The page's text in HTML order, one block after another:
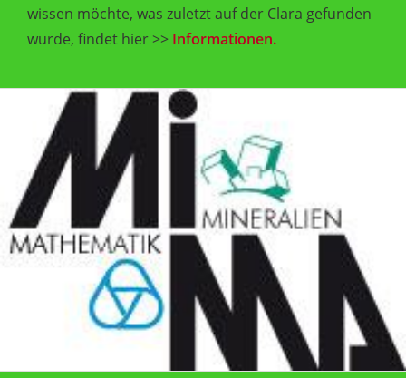
wissen möchte, was zuletzt auf der Clara gefunden
wurde, findet hier >> Informationen.